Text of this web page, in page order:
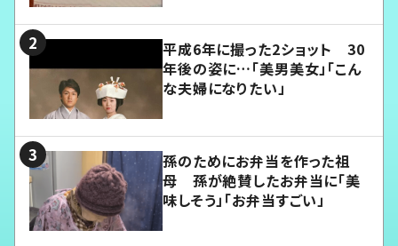
平成6年に撮った2ショット 30
年後の姿に…「美男美女」「こん
な夫婦になりたい」
孫のためにお弁当を作った祖
母 孫が絶賛したお弁当に「美
味しそう」「お弁当すごい」